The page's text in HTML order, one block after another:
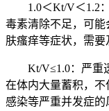
1.0＜Kt/V＜1.2
毒素清除不足，可
肤瘙痒等症状，需要
Kt/V≤1.0：严重
在体内大量蓄积，不
感染等严重并发症